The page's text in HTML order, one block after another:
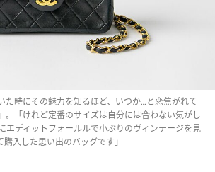
た時にその魅力を知るほど、いつか…と恋焦がれて
。「けれど定番のサイズは自分には合わない気がし
エディットフォールルで小ぶりのヴィンテージを見
購入した思い出のバッグです」